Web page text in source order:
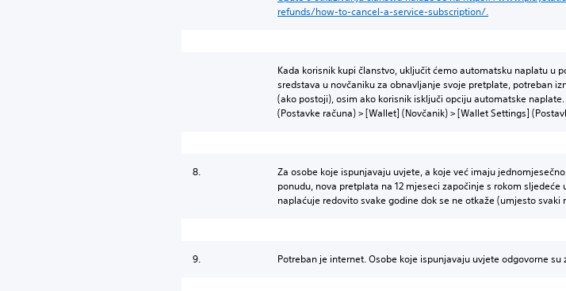
refunds/how-to-cancel-a-service-subscription/.
Kada korisnik kupi članstvo, uključit ćemo automatsku naplatu u
sredstava u novčaniku za obnavljanje svoje pretplate, potreban
(ako postoji), osim ako korisnik isključi opciju automatske
(Postavke računa) > [Wallet] (Novčanik) > [Wallet Settings]
8.
Za osobe koje ispunjavaju uvjete, a koje već imaju
ponudu, nova pretplata na 12 mjeseci započinje s rokom
naplaćuje redovito svake godine dok se ne otkaže (umjesto
9. Potreban je internet. Osobe koje ispunjavaju uvjete odgovorne